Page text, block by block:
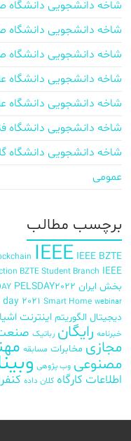
شاخه دانشجویی دانشگاه
شاخه دانشجویی دانشگاه
شاخه دانشجویی دانشگاه
شاخه دانشجویی دانشگاه
شاخه دانشجویی دانشگاه
شاخه دانشجویی دانشگاه
شاخه دانشجویی دانشگاه
عمومی
برچسب‌ مطالب
IEEE IEEE BZTE
BZTE Student Branch IEEE
بخش ایران PELSDAY2022
2021 Smart Home webinar
دیجیتال الگوریتم اینترنت اشیا
خبرنامه رایگان رباتیک
مجازی مخابرات مسابقه
مصنوعی وب پژوهی
اطلاعات کارگاه کلان داده